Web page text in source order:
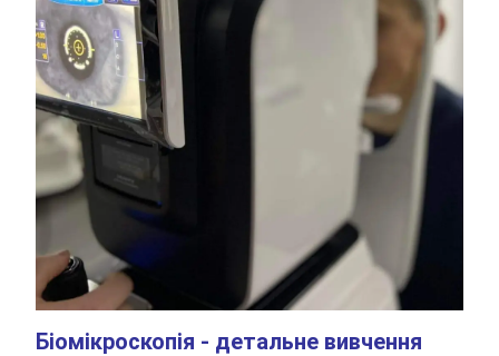
Біомікроскопія - детальне вивчення